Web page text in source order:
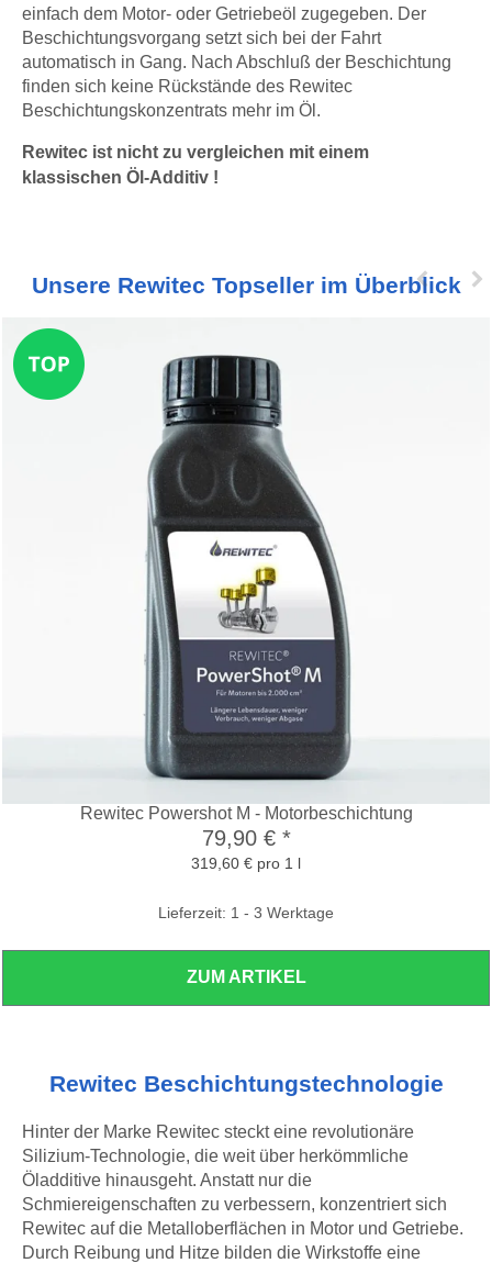
einfach dem Motor- oder Getriebeöl zugegeben. Der
Beschichtungsvorgang setzt sich bei der Fahrt
automatisch in Gang. Nach Abschluß der Beschichtung
finden sich keine Rückstände des Rewitec
Beschichtungskonzentrats mehr im Öl.
Rewitec ist nicht zu vergleichen mit einem
klassischen Öl-Additiv !
Unsere Rewitec Topseller im Überblick
Rewitec Powershot M - Motorbeschichtung
79,90 € *
319,60 € pro 1 l
Lieferzeit: 1 - 3 Werktage
ZUM ARTIKEL
Rewitec Beschichtungstechnologie
Hinter der Marke Rewitec steckt eine revolutionäre
Silizium-Technologie, die weit über herkömmliche
Öladditive hinausgeht. Anstatt nur die
Schmiereigenschaften zu verbessern, konzentriert sich
Rewitec auf die Metalloberflächen in Motor und Getriebe.
Durch Reibung und Hitze bilden die Wirkstoffe eine